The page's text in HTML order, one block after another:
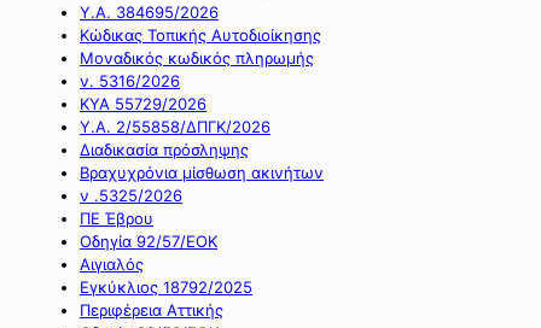
Υ.Α. 384695/2026
Κώδικας Τοπικής Αυτοδιοίκησης
Μοναδικός κωδικός πληρωμής
ν. 5316/2026
ΚΥΑ 55729/2026
Υ.Α. 2/55858/ΔΠΓΚ/2026
Διαδικασία πρόσληψης
Βραχυχρόνια μίσθωση ακινήτων
ν .5325/2026
ΠΕ Έβρου
Οδηγία 92/57/ΕΟΚ
Αιγιαλός
Εγκύκλιος 18792/2025
Περιφέρεια Αττικής